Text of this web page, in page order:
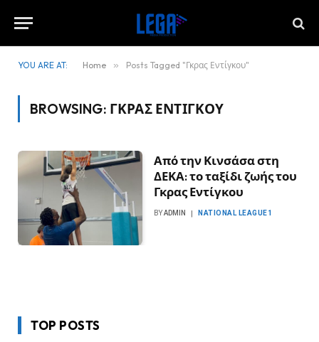
YOU ARE AT: Home » Posts Tagged "Γκρας Εντίγκου"
BROWSING: ΓΚΡΑΣ ΕΝΤΊΓΚΟΥ
Από την Κινσάσα στη
ΔΕΚΑ: το ταξίδι ζωής του
Γκρας Εντίγκου
BYADMIN NATIONAL LEAGUE1
TOP POSTS